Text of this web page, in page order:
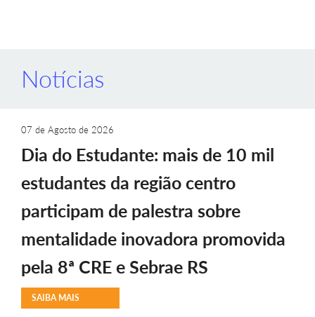
Notícias
07 de Agosto de 2026
Dia do Estudante: mais de 10 mil
estudantes da região centro
participam de palestra sobre
mentalidade inovadora promovida
pela 8ª CRE e Sebrae RS
SAIBA MAIS